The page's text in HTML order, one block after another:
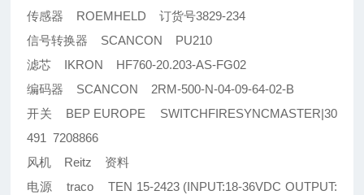
传感器 ROEMHELD 订货号3829-234
信号转换器 SCANCON PU210
滤芯 IKRON HF760-20.203-AS-FG02
编码器 SCANCON 2RM-500-N-04-09-64-02-B
开关 BEP EUROPE SWITCHFIRESYNCMASTER|30
491 7208866
风机 Reitz 资料
电源 traco TEN 15-2423 (INPUT:18-36VDC OUTPUT: